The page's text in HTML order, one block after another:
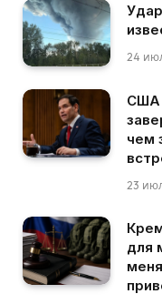
24
США
чем
23
для